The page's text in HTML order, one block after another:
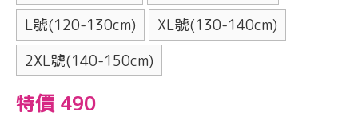
L號(120-130cm)
XL號(130-140cm)
2XL號(140-150cm)
特價 490